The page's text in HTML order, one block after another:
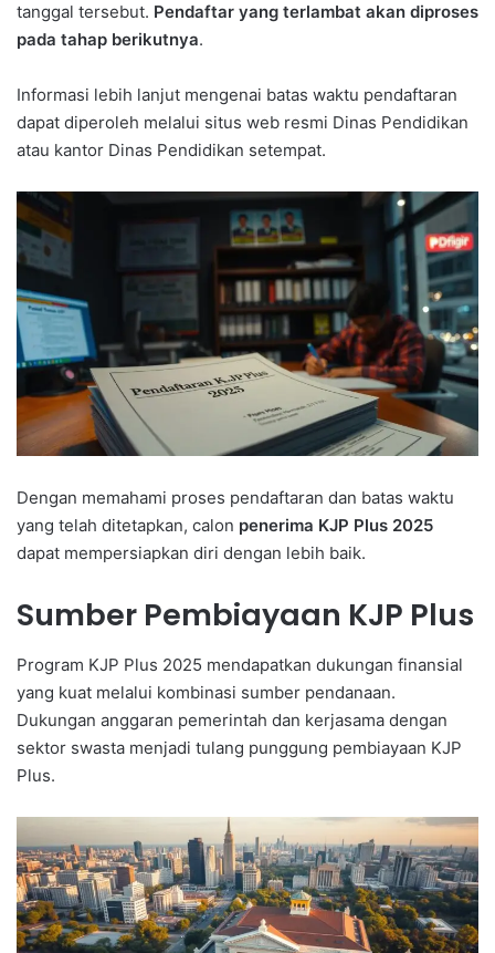
tanggal tersebut. Pendaftar yang terlambat akan diproses
pada tahap berikutnya.
Informasi lebih lanjut mengenai batas waktu pendaftaran
dapat diperoleh melalui situs web resmi Dinas Pendidikan
atau kantor Dinas Pendidikan setempat.
Dengan memahami proses pendaftaran dan batas waktu
yang telah ditetapkan, calon penerima KJP Plus 2025
dapat mempersiapkan diri dengan lebih baik.
Sumber Pembiayaan KJP Plus
Program KJP Plus 2025 mendapatkan dukungan finansial
yang kuat melalui kombinasi sumber pendanaan.
Dukungan anggaran pemerintah dan kerjasama dengan
sektor swasta menjadi tulang punggung pembiayaan KJP
Plus.